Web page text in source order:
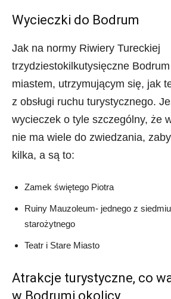
Wycieczki do Bodrum
Jak na normy Riwiery Tureckiej
trzydziestokilkutysięczne
miastem, utrzymującym się, jak
z obsługi ruchu turystycznego.
wycieczek o tyle szczególny, że
nie ma wiele do zwiedzania,
kilka, a są to:
Zamek świętego Piotra
Ruiny Mauzoleum- jednego z
starożytnego
Teatr i Stare Miasto
Atrakcje turystyczne, co
w Bodrumi okolicy